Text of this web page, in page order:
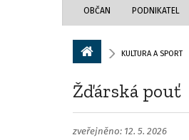
OBČAN PODNIKATEL
KULTURA A SPORT
Žďárská pouť
zveřejněno: 12. 5. 2026